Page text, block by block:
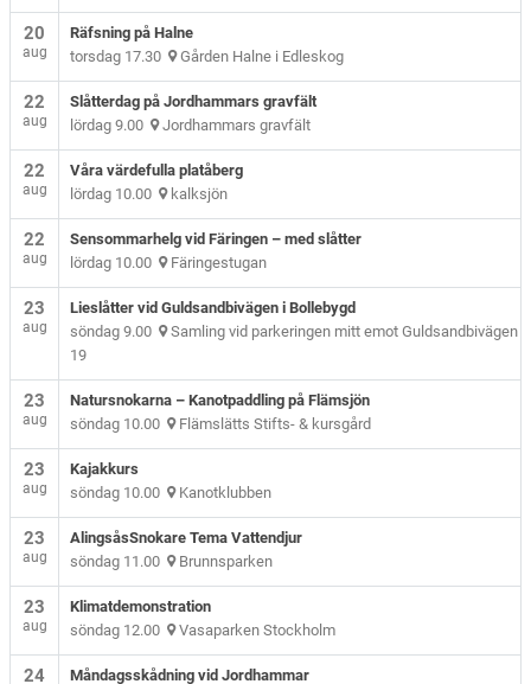
20
aug
Räfsning på Halne
torsdag 17.30 Gården Halne i Edleskog
22
aug
Slåtterdag på Jordhammars gravfält
lördag 9.00 Jordhammars gravfält
22
aug
Våra värdefulla platåberg
lördag 10.00 kalksjön
22
aug
Sensommarhelg vid Färingen – med slåtter
lördag 10.00 Färingestugan
23
aug
Lieslåtter vid Guldsandbivägen i Bollebygd
söndag 9.00 Samling vid parkeringen mitt emot Guldsandbivägen
19
23
aug
Natursnokarna – Kanotpaddling på Flämsjön
söndag 10.00 Flämslätts Stifts- & kursgård
23
aug
Kajakkurs
söndag 10.00 Kanotklubben
23
aug
AlingsåsSnokare Tema Vattendjur
söndag 11.00 Brunnsparken
23
aug
Klimatdemonstration
söndag 12.00 Vasaparken Stockholm
24 Måndagsskådning vid Jordhammar